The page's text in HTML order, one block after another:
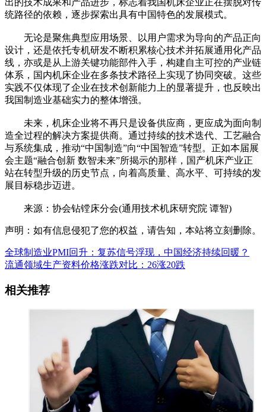
统路径的依赖，逐步探索出具有中国特色的发展模式。
无论是聚焦典型应用场景、以用户需求为导向的产品正向
设计，还是依托专机研发不断积累核心技术并拓展通用化产品
线，亦或是从上游关键功能部件入手，构建自主可控的产业链
体系，国内机床企业在多条技术路径上实现了协同突破。这些
实践不仅体现了企业在技术创新能力上的显著提升，也反映出
我国制造业基础实力的整体增强。
未来，机床企业将不再只是设备供应商，更应成为面向制
造全过程的解决方案提供商。通过持续的技术迭代、工艺融合
与系统集成，推动“中国制造”向“中国智造”转型。正如本届展
会主题“融合创新 数智未来”所揭示的那样，国产机床产业正
站在转型升级的历史节点，向着高质量、高水平、可持续的发
展目标稳步迈进。
来源：协会钻镗床分会(通用技术机床研究院 谭智)
声明：如有信息侵犯了您的权益，请告知，本站将立刻删除。
全球制造业PMI回升：复苏信号浮现，中国经济持续回暖？
流通领域生产资料价格涨跌对比：26涨20跌
相关推荐